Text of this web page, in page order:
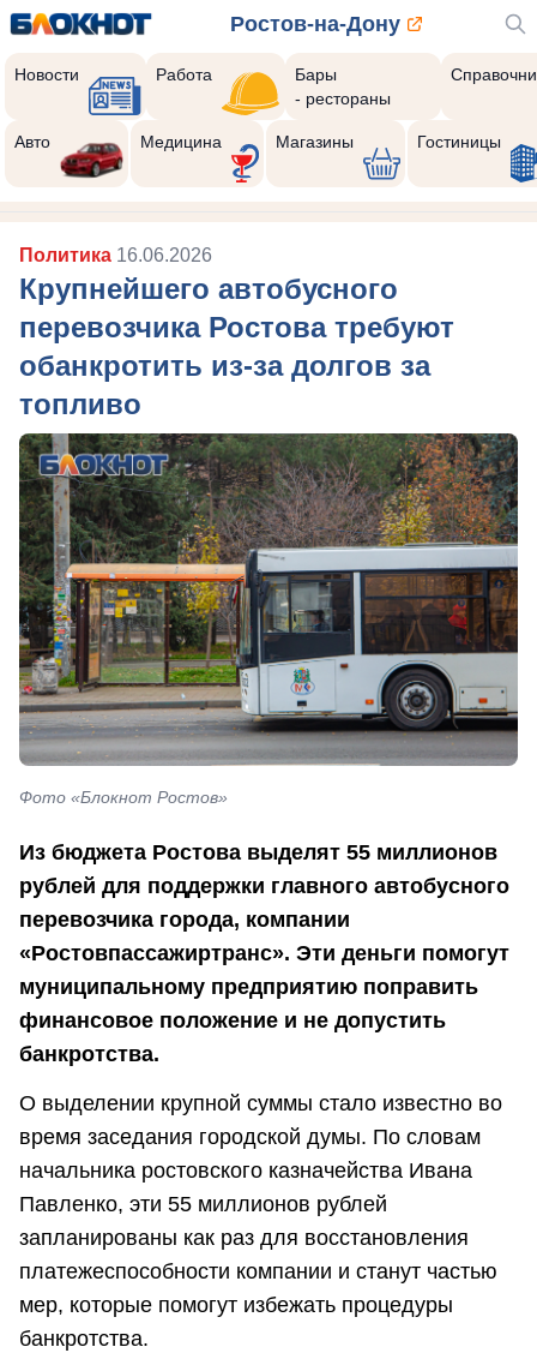
Ростов-на-Дону
Новости Работа
Бары
- рестораны
Авто Медицина Магазины Гостиницы
Политика 16.06.2026
Крупнейшего автобусного
перевозчика Ростова требуют
обанкротить из-за долгов за
топливо
Фото «Блокнот Ростов»
Из бюджета Ростова выделят 55 миллионов
рублей для поддержки главного автобусного
перевозчика города, компании
«Ростовпассажиртранс». Эти деньги помогут
муниципальному предприятию поправить
финансовое положение и не допустить
банкротства.
О выделении крупной суммы стало известно во
время заседания городской думы. По словам
начальника ростовского казначейства Ивана
Павленко, эти 55 миллионов рублей
запланированы как раз для восстановления
платежеспособности компании и станут частью
мер, которые помогут избежать процедуры
банкротства.